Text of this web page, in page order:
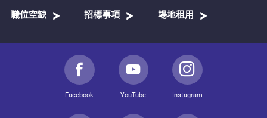
職位空缺 招標事項 場地租用
Facebook YouTube Instagram